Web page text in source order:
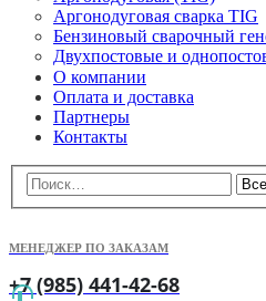
Аргонодуговая сварка TIG
Бензиновый сварочный
Двухпостовые и
О компании
Оплата и доставка
Партнеры
Контакты
МЕНЕДЖЕР ПО ЗАКАЗАМ
+7 (985) 441-42-68